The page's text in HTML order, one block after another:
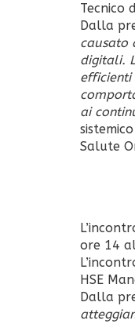
Tecnico
Dalla
causato
digitali.
ai
Salute
ore 14
HSE
Dalla